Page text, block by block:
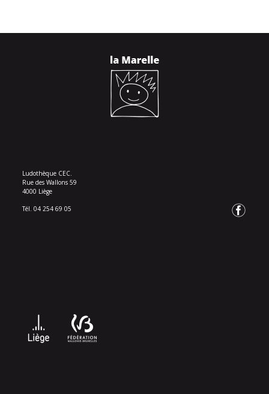
Ludothèque CEC.
Rue des Wallons 59
4000 Liège
Tél. 04 254 69 05